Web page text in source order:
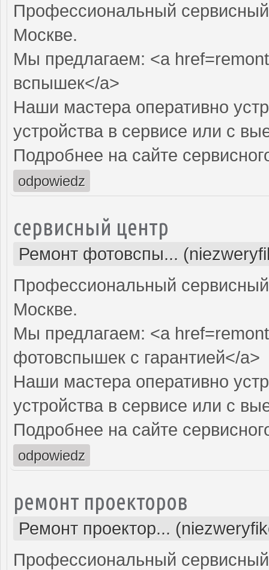
Профессиональный
Москве.
Мы предлагаем: <a
вспышек</a>
Наши мастера оперативно
устройства в сервисе или с
Подробнее на сайте
odpowiedz
сервисный центр
Ремонт фотовспы...
Профессиональный
Москве.
Мы предлагаем: <a
фотовспышек с гарантией</a>
Наши мастера оперативно
устройства в сервисе или с
Подробнее на сайте
odpowiedz
ремонт проекторов
Ремонт проектор...
Профессиональный